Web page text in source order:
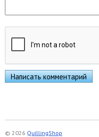
© 2026 QuillingShop